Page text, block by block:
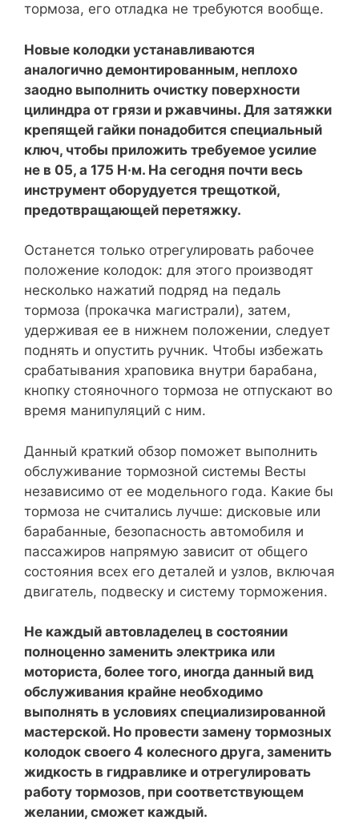
тормоза, его отладка не требуются вообще.
Новые колодки устанавливаются
аналогично демонтированным, неплохо
заодно выполнить очистку поверхности
цилиндра от грязи и ржавчины. Для затяжки
крепящей гайки понадобится специальный
ключ, чтобы приложить требуемое усилие
не в 05, а 175 Н·м. На сегодня почти весь
инструмент оборудуется трещоткой,
предотвращающей перетяжку.
Останется только отрегулировать рабочее
положение колодок: для этого производят
несколько нажатий подряд на педаль
тормоза (прокачка магистрали), затем,
удерживая ее в нижнем положении, следует
поднять и опустить ручник. Чтобы избежать
срабатывания храповика внутри барабана,
кнопку стояночного тормоза не отпускают во
время манипуляций с ним.
Данный краткий обзор поможет выполнить
обслуживание тормозной системы Весты
независимо от ее модельного года. Какие бы
тормоза не считались лучше: дисковые или
барабанные, безопасность автомобиля и
пассажиров напрямую зависит от общего
состояния всех его деталей и узлов, включая
двигатель, подвеску и систему торможения.
Не каждый автовладелец в состоянии
полноценно заменить электрика или
моториста, более того, иногда данный вид
обслуживания крайне необходимо
выполнять в условиях специализированной
мастерской. Но провести замену тормозных
колодок своего 4 колесного друга, заменить
жидкость в гидравлике и отрегулировать
работу тормозов, при соответствующем
желании, сможет каждый.